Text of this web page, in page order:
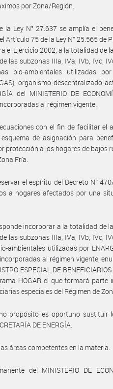
por Zona/Región.
la Ley N° 27.637 se amplía el
Artículo 75 de la Ley N° 25.565 de
el Ejercicio 2002, a la totalidad de
las subzonas IIIa, IVa, IVb, IVc,
bio-ambientales utilizadas por
organismo descentralizado
del MINISTERIO DE
al régimen vigente.
con el fin de facilitar el
de asignación para
protección a los hogares de bajos
Fría.
el espíritu del Decreto N°
a hogares afectados por una
incorporar a la totalidad de
las subzonas IIIa, IVa, IVb, IVc,
ambientales utilizadas por
al régimen vigente,
ESPECIAL DE
HOGAR el que formará parte
especiales del Régimen de
propósito es oportuno sustituir
DE ENERGÍA.
áreas competentes en la materia.
del MINISTERIO DE